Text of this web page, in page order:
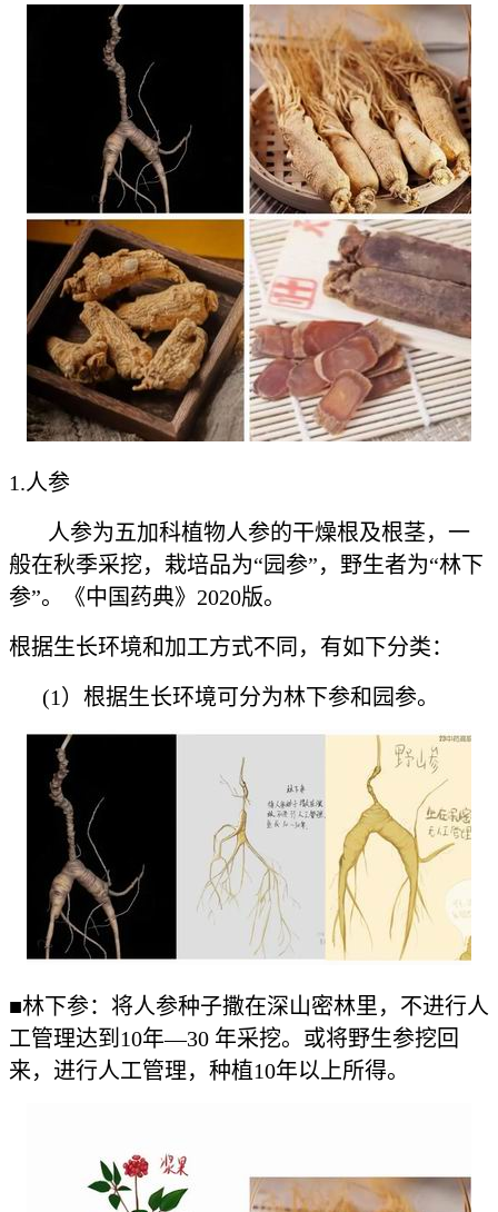
1.人参
人参为五加科植物人参的干燥根及根茎，一
般在秋季采挖，栽培品为“园参”，野生者为“林下
参”。《中国药典》2020版。
根据生长环境和加工方式不同，有如下分类：
(1）根据生长环境可分为林下参和园参。
■林下参：将人参种子撒在深山密林里，不进行人
工管理达到10年—30 年采挖。或将野生参挖回
来，进行人工管理，种植10年以上所得。